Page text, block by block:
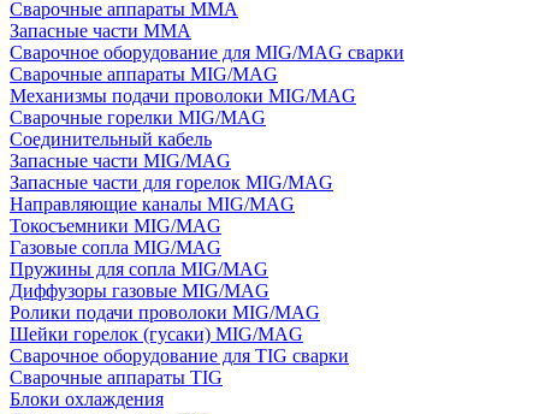
Сварочные аппараты MMA
Запасные части MMA
Сварочное оборудование для MIG/MAG сварки
Сварочные аппараты MIG/MAG
Механизмы подачи проволоки MIG/MAG
Сварочные горелки MIG/MAG
Соединительный кабель
Запасные части MIG/MAG
Запасные части для горелок MIG/MAG
Направляющие каналы MIG/MAG
Токосъемники MIG/MAG
Газовые сопла MIG/MAG
Пружины для сопла MIG/MAG
Диффузоры газовые MIG/MAG
Ролики подачи проволоки MIG/MAG
Шейки горелок (гусаки) MIG/MAG
Сварочное оборудование для TIG сварки
Сварочные аппараты TIG
Блоки охлаждения